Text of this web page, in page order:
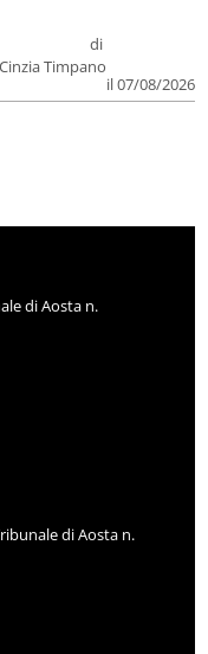
di
Cinzia Timpano
il 07/08/2026
di Aosta n.
di Aosta n.